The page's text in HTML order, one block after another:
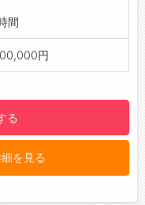
や職責に応じて、資
合があります。
いただいたのち、適性
マネジメント業務も
働きたい！安定した収
ョンリーダーを目指し
業の中で、溶接作業
」
に接合させて、グラ
間
円
る
を見る